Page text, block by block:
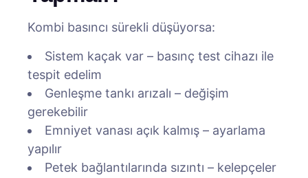
Kombi basıncı sürekli düşüyorsa:
Sistem kaçak var – basınç test cihazı ile
tespit edelim
Genleşme tankı arızalı – değişim
gerekebilir
Emniyet vanası açık kalmış – ayarlama
yapılır
Petek bağlantılarında sızıntı – kelepçeler